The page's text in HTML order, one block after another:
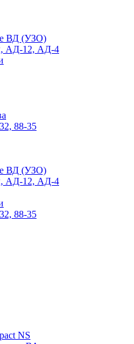
ВД (УЗО)
АД-12, АД-4
88-35
ВД (УЗО)
АД-12, АД-4
88-35
NS